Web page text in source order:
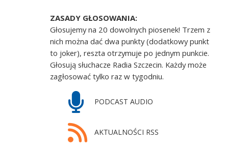
ZASADY GŁOSOWANIA:
Głosujemy na 20 dowolnych piosenek! Trzem z
nich można dać dwa punkty (dodatkowy punkt
to joker), reszta otrzymuje po jednym punkcie.
Głosują słuchacze Radia Szczecin. Każdy może
zagłosować tylko raz w tygodniu.
PODCAST AUDIO
AKTUALNOŚCI RSS